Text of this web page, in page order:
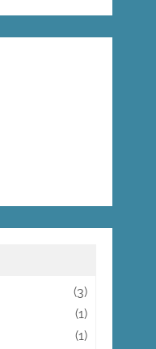
(3)
(1)
(1)